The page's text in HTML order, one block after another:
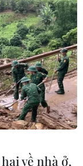
về nhà ở,